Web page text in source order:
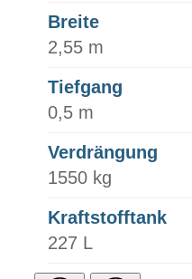
Breite
2,55 m
Tiefgang
0,5 m
Verdrängung
1550 kg
Kraftstofftank
227 L